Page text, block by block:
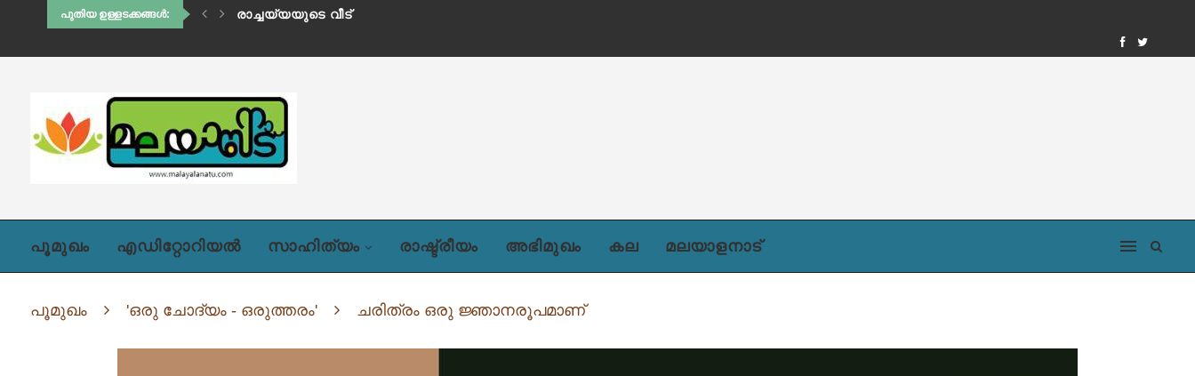
പുതിയ ഉള്ളടക്കങ്ങൾ: ഹിഡിംബി (അദ്ധ്യായം ഒന്ന്)
പൂമുഖം എഡിറ്റോറിയൽ സാഹിത്യം രാഷ്ട്രീയം അഭിമുഖം കല മലയാളനാട്
പൂമുഖം 'ഒരു ചോദ്യം - ഒരുത്തരം' ചരിത്രം ഒരു ജ്ഞാനരൂപമാണ്